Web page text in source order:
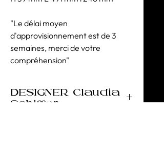
"Le délai moyen
d'approvisionnement est de 3
semaines, merci de votre
compréhension"
DESIGNER Claudia
Schiffer